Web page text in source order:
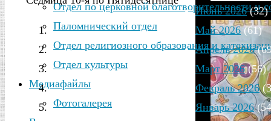
Отдел по церковной благотворительности и
Паломнический отдел
Отдел религиозного образования и
Отдел культуры
Медиафайлы
Фотогалерея
Июнь 2026(32)
Май 2026(61)
Апрель 2026
Март 2026(56)
Февраль 2026
Январь 2026